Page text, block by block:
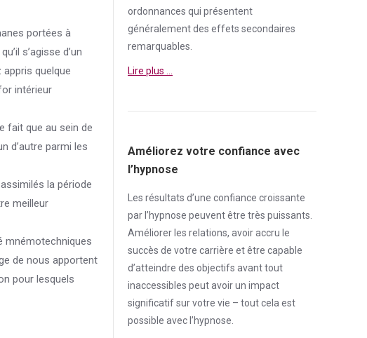
portées à
s’agisse d’un
quelque
intérieur
fait que au sein de
d’autre parmi les
la période
meilleur
mnémotechniques
de nous apportent
pour lesquels
ordonnances qui présentent
généralement des effets secondaires
remarquables.
Lire plus …
Améliorez votre confiance avec
l’hypnose
Les résultats d’une confiance croissante
par l’hypnose peuvent être très puissants.
Améliorer les relations, avoir accru le
succès de votre carrière et être capable
d’atteindre des objectifs avant tout
inaccessibles peut avoir un impact
significatif sur votre vie – tout cela est
possible avec l’hypnose.